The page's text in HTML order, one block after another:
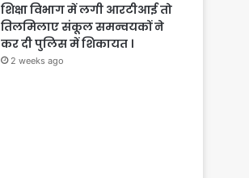
शिक्षा विभाग में लगी आरटीआई तो
तिलमिलाए संकूल समन्वयकों ने
कर दी पुलिस में शिकायत ।
2 weeks ago